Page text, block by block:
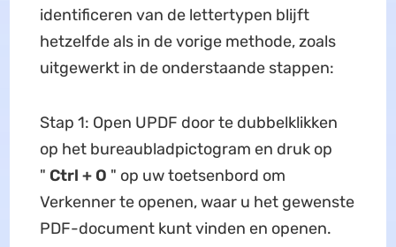
identificeren van de lettertypen blijft
hetzelfde als in de vorige methode, zoals
uitgewerkt in de onderstaande stappen:
Stap 1: Open UPDF door te dubbelklikken
op het bureaubladpictogram en druk op
" Ctrl + O " op uw toetsenbord om
Verkenner te openen, waar u het gewenste
PDF-document kunt vinden en openen.